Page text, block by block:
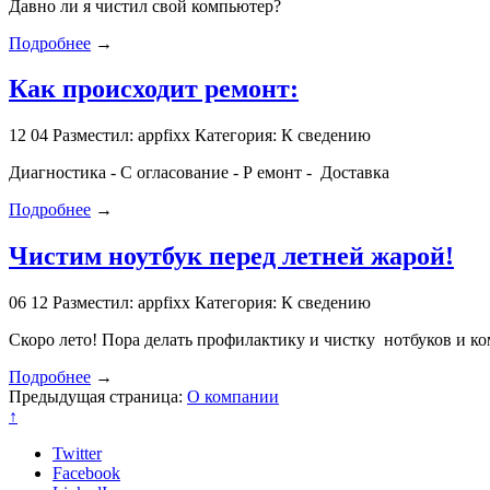
Давно ли я чистил свой компьютер?
Подробнее →
Как происходит ремонт:
12 04 Разместил: appfixx Категория: К сведению
Диагностика - С огласование - Р емонт - Доставка
Подробнее →
Чистим ноутбук перед летней жарой!
06 12 Разместил: appfixx Категория: К сведению
Скоро лето! Пора делать профилактику и чистку нотбуков и
Подробнее →
Предыдущая страница: О компании
↑
Twitter
Facebook